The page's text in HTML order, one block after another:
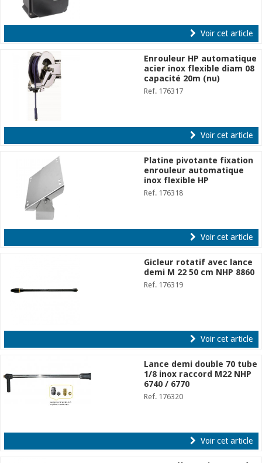
Voir cet article
Enrouleur HP automatique
acier inox flexible diam 08
capacité 20m (nu)
Ref. 176317
Voir cet article
Platine pivotante fixation
enrouleur automatique
inox flexible HP
Ref. 176318
Voir cet article
Gicleur rotatif avec lance
demi M 22 50 cm NHP 8860
Ref. 176319
Voir cet article
Lance demi double 70 tube
1/8 inox raccord M22 NHP
6740 / 6770
Ref. 176320
Voir cet article